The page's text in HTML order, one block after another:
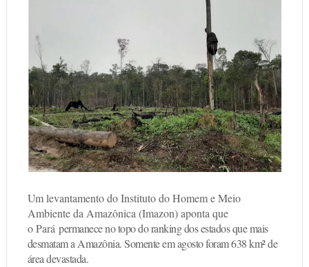
Um levantamento do Instituto do Homem e Meio
Ambiente da Amazônica (Imazon) aponta que
o Parápermanece no topo do ranking dos estados que mais
desmatam a Amazônia. Somente em agosto foram 638 km² de
área devastada.